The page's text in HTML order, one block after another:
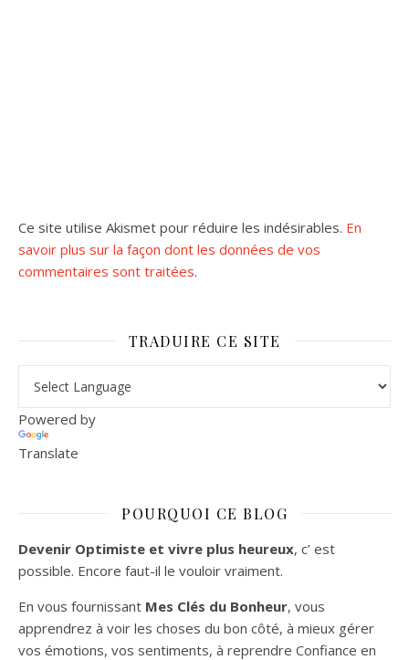
Ce site utilise Akismet pour réduire les indésirables. En
savoir plus sur la façon dont les données de vos
commentaires sont traitées.
TRADUIRE CE SITE
Powered by
Translate
POURQUOI CE BLOG
Devenir Optimiste et vivre plus heureux, c’ est
possible. Encore faut-il le vouloir vraiment.
En vous fournissant Mes Clés du Bonheur, vous
apprendrez à voir les choses du bon côté, à mieux gérer
vos émotions, vos sentiments, à reprendre Confiance en